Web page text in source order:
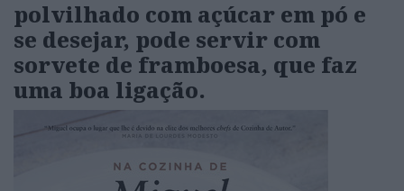
polvilhado com açúcar em pó e
se desejar, pode servir com
sorvete de framboesa, que faz
uma boa ligação.